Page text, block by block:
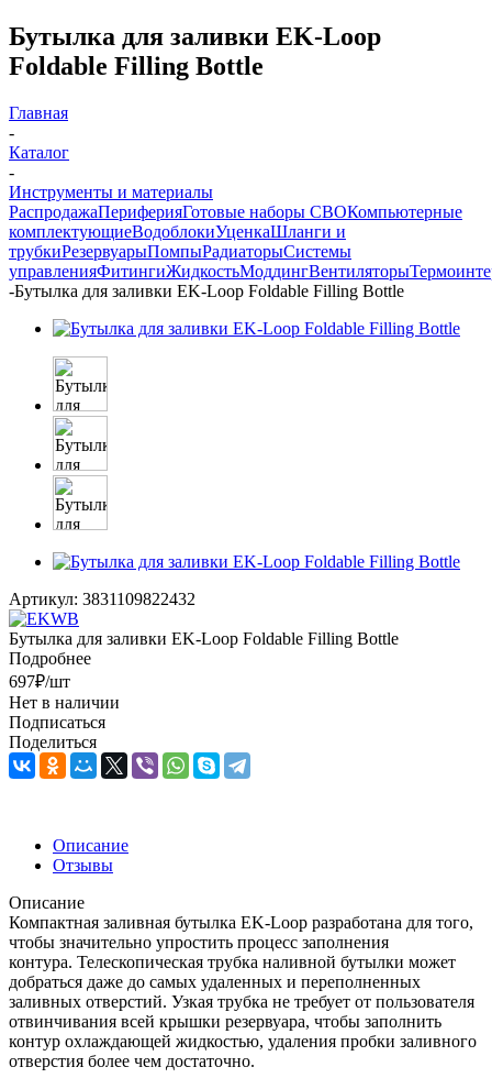
Бутылка для заливки EK-Loop
Foldable Filling Bottle
Главная
-
Каталог
-
Инструменты и материалы
РаспродажаПериферияГотовые наборы СВОКомпьютерные
комплектующиеВодоблокиУценкаШланги и
трубкиРезервуарыПомпыРадиаторыСистемы
управленияФитингиЖидкостьМоддингВентиляторы
-Бутылка для заливки EK-Loop Foldable Filling Bottle
Артикул: 3831109822432
Бутылка для заливки EK-Loop Foldable Filling Bottle
Подробнее
697₽/шт
Нет в наличии
Подписаться
Поделиться
Описание
Отзывы
Описание
Компактная заливная бутылка EK-Loop разработана для того,
чтобы значительно упростить процесс заполнения
контура. Телескопическая трубка наливной бутылки может
добраться даже до самых удаленных и переполненных
заливных отверстий. Узкая трубка не требует от пользователя
отвинчивания всей крышки резервуара, чтобы заполнить
контур охлаждающей жидкостью, удаления пробки заливного
отверстия более чем достаточно.